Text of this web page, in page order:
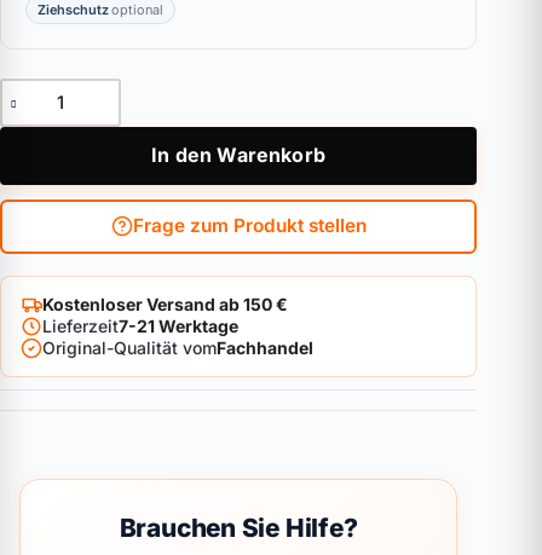
Ziehschutzoptional
Vorhangschloss ABUS Bravus.4000 Menge
In den Warenkorb
Frage zum Produkt stellen
Kostenloser Versand ab 150 €
Lieferzeit7-21 Werktage
Original-Qualität vomFachhandel
Brauchen Sie Hilfe?